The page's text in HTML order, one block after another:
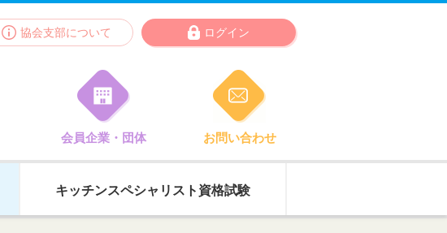
協会支部について ログイン
会員企業・団体 お問い合わせ
キッチンスペシャリスト 資格試験